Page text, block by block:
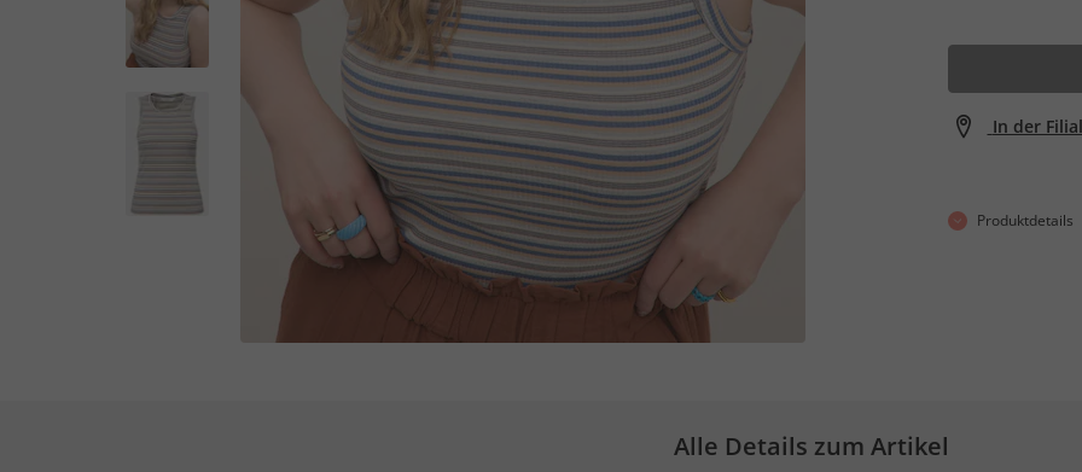
In der
Produktdetails
Alle Details zum Artikel